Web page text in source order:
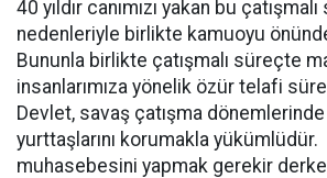
40 yıldır canımızı yakan bu
nedenleriyle birlikte kamuoyu önünde
Bununla birlikte çatışmalı süreçte
insanlarımıza yönelik özür telafi
Devlet, savaş çatışma
yurttaşlarını korumakla
muhasebesini yapmak gerekir